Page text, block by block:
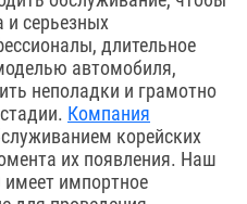
и серьезных
длительное
автомобиля,
неполадки и грамотно
Компания
корейских
их появления. Наш
имеет импортное